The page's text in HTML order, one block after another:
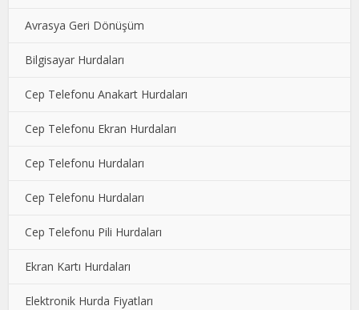
Avrasya Geri Dönüşüm
Bilgisayar Hurdaları
Cep Telefonu Anakart Hurdaları
Cep Telefonu Ekran Hurdaları
Cep Telefonu Hurdaları
Cep Telefonu Hurdaları
Cep Telefonu Pili Hurdaları
Ekran Kartı Hurdaları
Elektronik Hurda Fiyatları